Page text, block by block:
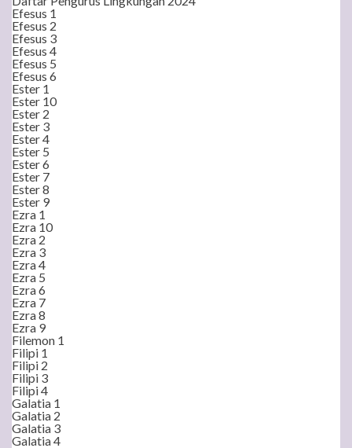
Efesus 1
Efesus 2
Efesus 3
Efesus 4
Efesus 5
Efesus 6
Ester 1
Ester 10
Ester 2
Ester 3
Ester 4
Ester 5
Ester 6
Ester 7
Ester 8
Ester 9
Ezra 1
Ezra 10
Ezra 2
Ezra 3
Ezra 4
Ezra 5
Ezra 6
Ezra 7
Ezra 8
Ezra 9
Filemon 1
Filipi 1
Filipi 2
Filipi 3
Filipi 4
Galatia 1
Galatia 2
Galatia 3
Galatia 4